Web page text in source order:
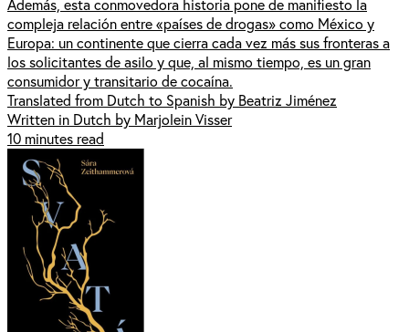
compleja relación entre «países de drogas» como México y
Europa: un continente que cierra cada vez más sus fronteras a
los solicitantes de asilo y que, al mismo tiempo, es un gran
consumidor y transitario de cocaína.
Translated from Dutch to Spanish by Beatriz Jiménez
Written in Dutch by Marjolein Visser
10 minutes read